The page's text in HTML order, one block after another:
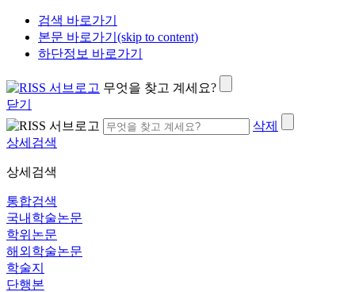
검색 바로가기
본문 바로가기(skip to content)
하단정보 바로가기
무엇을 찾고 계세요?
닫기
삭제
상세검색
상세검색
통합검색
국내학술논문
학위논문
해외학술논문
학술지
단행본